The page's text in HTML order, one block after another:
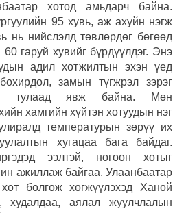
хотод амьдарч байна.
95 хувь, аж ахуйн нэгж
нь нийслэлд төвлөрдөг бөгөөд
гаруй хувийг бүрдүүлдэг. Энэ
адил хотжилтын эхэн үед
замын түгжрэл зэрэг
тулаад явж байна. Мөн
хамгийн хүйтэн хотуудын нэг
температурын зөрүү их
хугацаа бага байдаг.
ээлтэй, ногоон хотыг
ажиллаж байгаа. Улаанбаатар
болгож хөгжүүлэхэд Ханой
худалдаа, аялал жуулчлалын